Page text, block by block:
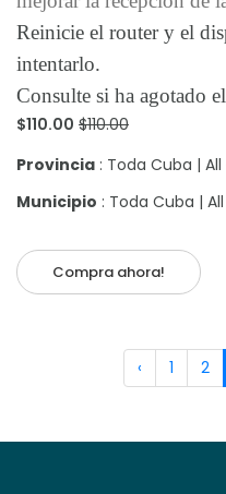
Reinicie el router y el
intentarlo.
Consulte si ha agotado
$110.00 $110.00
Provincia : Toda Cuba |
Municipio : Toda Cuba |
Compra ahora!
‹ 1 2